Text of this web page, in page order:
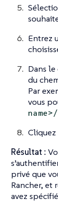
Entrez
Dans
du
Par
vous
Cliquez
Résultat :
privé que
Rancher, et
avez